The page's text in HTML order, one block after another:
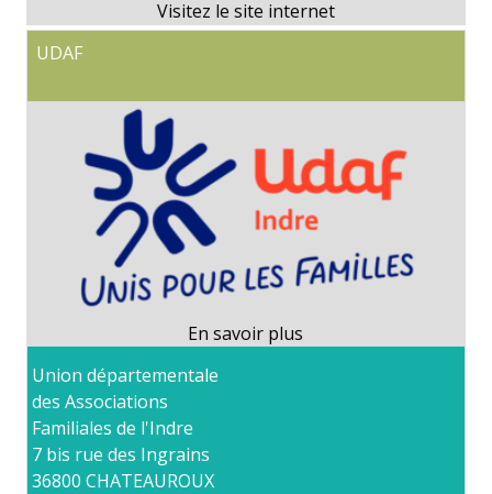
UDAF
Union départementale
des Associations
Familiales de l'Indre
7 bis rue des Ingrains
36800 CHATEAUROUX